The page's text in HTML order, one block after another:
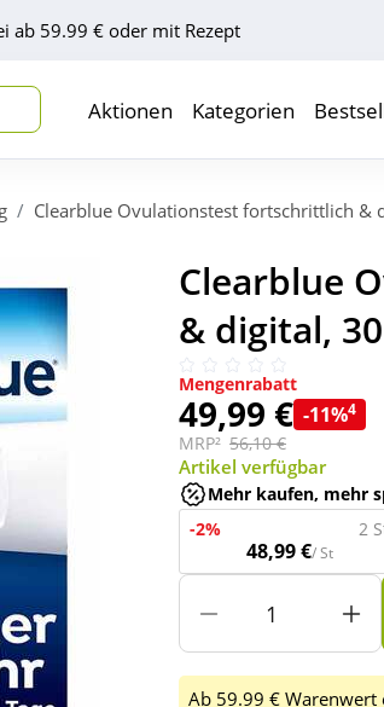
ab 59.99 € oder mit Rezept
Aktionen Kategorien
Clearblue Ovulationstest fortschrittlich &
Clearblue
& digital,
Mengenrabatt
49,99 € -11%4
MRP² 56,10 €
Artikel verfügbar
Mehr kaufen, mehr
-2%
2
48,99 €/ St
Ab 59.99 €